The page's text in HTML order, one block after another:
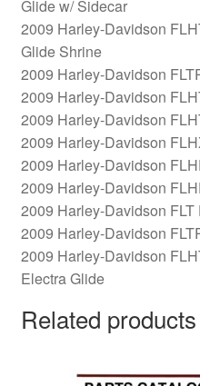
Glide w/ Sidecar
2009 Harley-Davidson
Glide Shrine
2009 Harley-Davidson
2009 Harley-Davidson
2009 Harley-Davidson
2009 Harley-Davidson
2009 Harley-Davidson
2009 Harley-Davidson
2009 Harley-Davidson FLT
2009 Harley-Davidson
2009 Harley-Davidson
Electra Glide
Related products